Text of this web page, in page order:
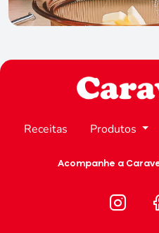
Receitas Produtos
Acompanhe a